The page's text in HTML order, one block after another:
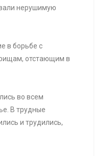
нерушимую
в борьбе с
отстающим в
во всем
В трудные
и трудились,